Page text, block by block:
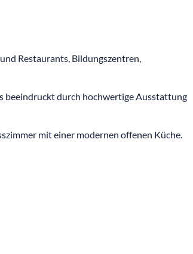
Restaurants, Bildungszentren,
beeindruckt durch hochwertige Ausstattung
mit einer modernen offenen Küche.